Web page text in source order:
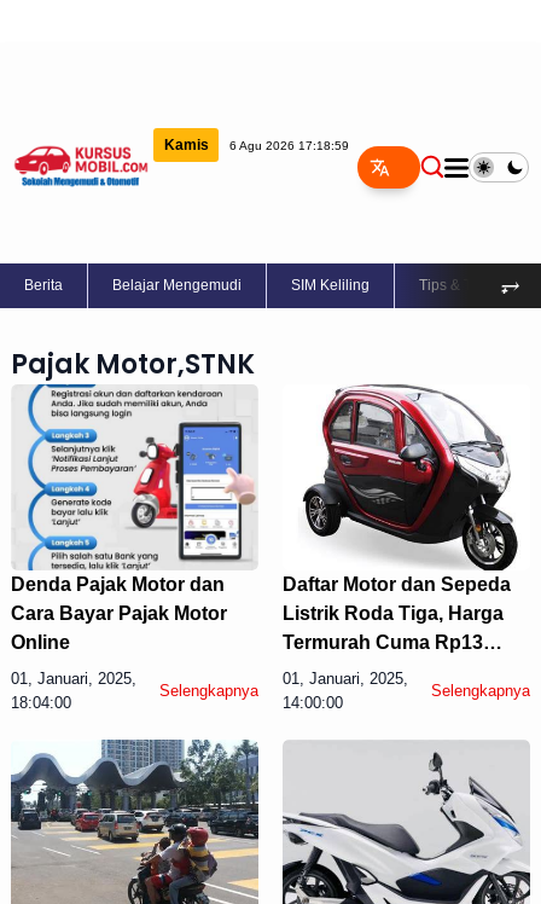
Kamis 6 Agu 2026 17:18:59
Berita Belajar Mengemudi SIM Keliling Tips & Trik ⥅
Pajak Motor,STNK
Denda Pajak Motor dan
Cara Bayar Pajak Motor
Online
01, Januari, 2025,
18:04:00
Selengkapnya
Daftar Motor dan Sepeda
Listrik Roda Tiga, Harga
Termurah Cuma Rp13
Juta-an
01, Januari, 2025,
14:00:00
Selengkapnya